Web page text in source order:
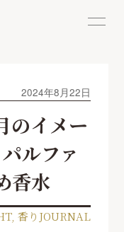
2024年8月22日
のイメー
ルファ
香水
, 香りJOURNAL